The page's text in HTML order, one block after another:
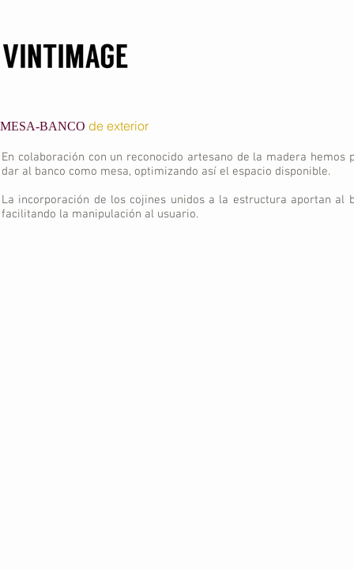
MESA-BANCO de exterior
En colaboración con un reconocido artesano de la madera
dar al banco como mesa, optimizando así el espacio disponible.
La incorporación de los cojines unidos a la estructura aportan
facilitando la manipulación al usuario.